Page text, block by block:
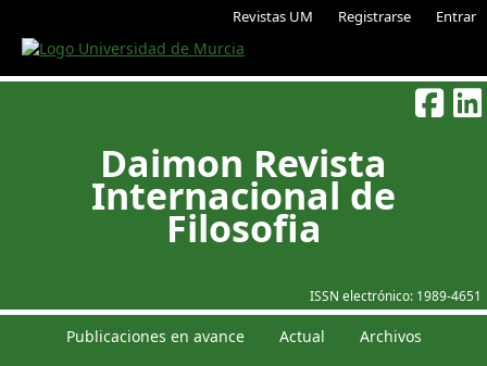
Revistas UM Registrarse Entrar
ISSN electrónico: 1989-4651
Daimon Revista
Internacional de
Filosofia
Publicaciones en avance Actual Archivos